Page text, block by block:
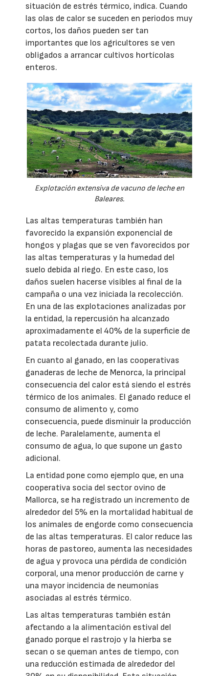
situación de estrés térmico, indica. Cuando
las olas de calor se suceden en periodos muy
cortos, los daños pueden ser tan
importantes que los agricultores se ven
obligados a arrancar cultivos hortícolas
enteros.
Explotación extensiva de vacuno de leche en
Baleares.
Las altas temperaturas también han
favorecido la expansión exponencial de
hongos y plagas que se ven favorecidos por
las altas temperaturas y la humedad del
suelo debida al riego. En este caso, los
daños suelen hacerse visibles al final de la
campaña o una vez iniciada la recolección.
En una de las explotaciones analizadas por
la entidad, la repercusión ha alcanzado
aproximadamente el 40% de la superficie de
patata recolectada durante julio.
En cuanto al ganado, en las cooperativas
ganaderas de leche de Menorca, la principal
consecuencia del calor está siendo el estrés
térmico de los animales. El ganado reduce el
consumo de alimento y, como
consecuencia, puede disminuir la producción
de leche. Paralelamente, aumenta el
consumo de agua, lo que supone un gasto
adicional.
La entidad pone como ejemplo que, en una
cooperativa socia del sector ovino de
Mallorca, se ha registrado un incremento de
alrededor del 5% en la mortalidad habitual de
los animales de engorde como consecuencia
de las altas temperaturas. El calor reduce las
horas de pastoreo, aumenta las necesidades
de agua y provoca una pérdida de condición
corporal, una menor producción de carne y
una mayor incidencia de neumonías
asociadas al estrés térmico.
Las altas temperaturas también están
afectando a la alimentación estival del
ganado porque el rastrojo y la hierba se
secan o se queman antes de tiempo, con
una reducción estimada de alrededor del